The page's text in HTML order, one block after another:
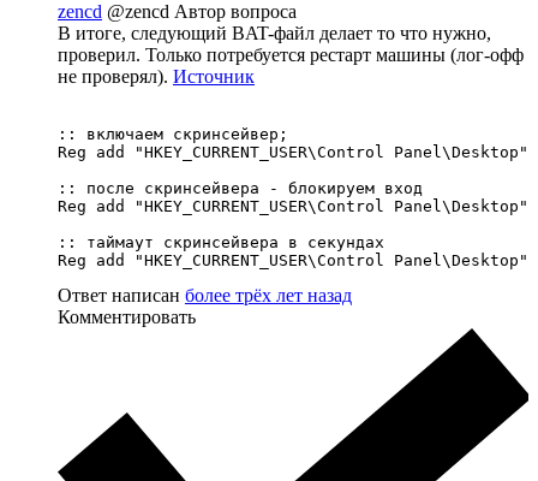
zencd @zencd Автор вопроса
В итоге, следующий BAT-файл делает то что нужно,
проверил. Только потребуется рестарт машины (лог-офф
не проверял). Источник
:: включаем скринсейвер;
Reg add "HKEY_CURRENT_USER\Control
:: после скринсейвера - блокируем вход
Reg add "HKEY_CURRENT_USER\Control
:: таймаут скринсейвера в секундах
Reg add "HKEY_CURRENT_USER\Control
Ответ написан более трёх лет назад
Комментировать